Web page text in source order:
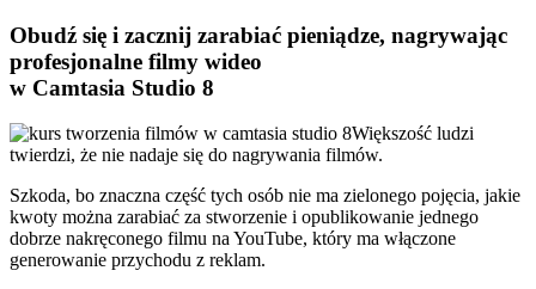
Obudź się i zacznij zarabiać pieniądze, nagrywając
profesjonalne filmy wideo
w Camtasia Studio 8
Większość ludzi
twierdzi, że nie nadaje się do nagrywania filmów.
Szkoda, bo znaczna część tych osób nie ma zielonego pojęcia, jakie
kwoty można zarabiać za stworzenie i opublikowanie jednego
dobrze nakręconego filmu na YouTube, który ma włączone
generowanie przychodu z reklam.